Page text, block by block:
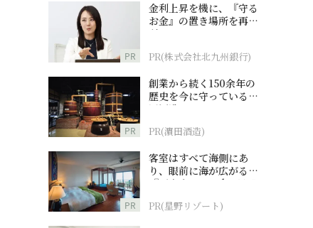
PR
金利上昇を機に、『守る
お金』の置き場所を再検
討
PR(株式会社北九州銀行)
PR
創業から続く150余年の
歴史を今に守っている濵
田酒造
PR(濵田酒造)
PR
客室はすべて海側にあ
り、眼前に海が広がる
『西表島ホテル by 星野
PR(星野リゾート)